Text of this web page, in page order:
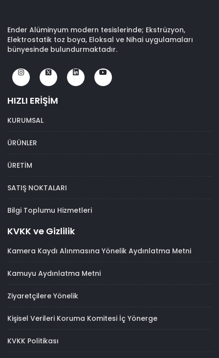
Ender Alüminyum modern tesislerinde; Ekstrüzyon,
Elektrostatik toz boya, Eloksal ve Nihai uygulamaları
bünyesinde bulundurmaktadır.
HIZLI ERİŞİM
KURUMSAL
ÜRÜNLER
ÜRETİM
SATIŞ NOKTALARI
Bilgi Toplumu Hizmetleri
KVKK ve Gizlilik
Kamera Kaydı Alınmasına Yönelik Aydınlatma Metni
Kamuyu Aydınlatma Metni
Ziyaretçilere Yönelik
Kişisel Verileri Koruma Komitesi İç Yönerge
KVKK Politikası